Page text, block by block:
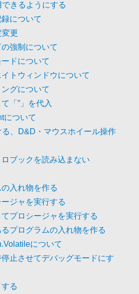
きるようにする
について
更
強制について
ドについて
トウィンドウについて
グについて
「”」を代入
について
、D&D・マウスホイール操作
ブックを読み込まない
入れ物を作る
ジャを実行する
プロシージャを実行する
プログラムの入れ物を作る
について
止させてデバッグモードにす
る